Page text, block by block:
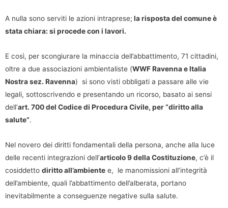
A nulla sono serviti le azioni intraprese; la risposta del comune è
stata chiara: si procede con i lavori.
E così, per scongiurare la minaccia dell’abbattimento, 71 cittadini,
oltre a due associazioni ambientaliste (WWF Ravenna e Italia
Nostra sez. Ravenna) si sono visti obbligati a passare alle vie
legali, sottoscrivendo e presentando un ricorso, basato ai sensi
dell’art. 700 del Codice di Procedura Civile, per “diritto alla
salute”.
Nel novero dei diritti fondamentali della persona, anche alla luce
delle recenti integrazioni dell’articolo 9 della Costituzione, c’è il
cosiddetto diritto all’ambiente e, le manomissioni all’integrità
dell’ambiente, quali l’abbattimento dell’alberata, portano
inevitabilmente a conseguenze negative sulla salute.